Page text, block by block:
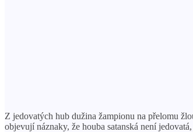
Z jedovatých hub dužina žampionu na přelomu
objevují náznaky, že houba satanská není